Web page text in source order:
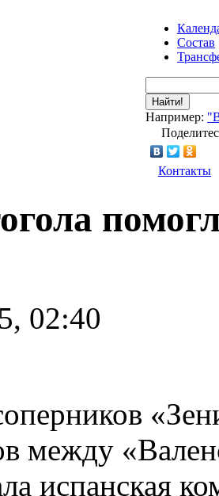
Состав
Найти!
Например:
Контакты
02:40
между
испанская